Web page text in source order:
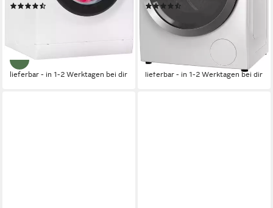
(2076)
1.029,00 €
lieferbar - in 1-2 Werktagen bei dir
(112)
579,00 €
909,00 €
16,81 € mtl. in 48 Raten
lieferbar - in 1-2 Werktagen bei dir